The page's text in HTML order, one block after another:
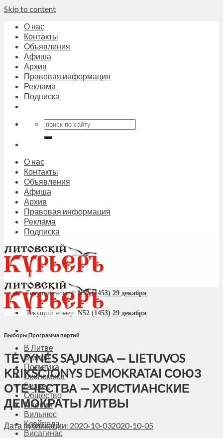
Skip to content
О нас
Контакты
Объявления
Афиша
Архив
Правовая информация
Реклама
Подписка
О нас
Контакты
Объявления
Афиша
Архив
Правовая информация
Реклама
Подписка
В Литве
В мире
Политика
Экономика
Бизнес
Общество
Мнения
Вильнюс
Клайпеда
Висагинас
Текущий номер:N52 (1453) 29 декабря
Текущий номер: N52 (1453) 29 декабря
Выборы,Программа партий
TĖVYNĖS SĄJUNGA — LIETUVOS
KRIKŠČIONYS DEMOKRATAI СОЮЗ
ОТЕЧЕСТВА — ХРИСТИАНСКИЕ
ДЕМОКРАТЫ ЛИТВЫ
Дата публикации: 2020-10-032020-10-05